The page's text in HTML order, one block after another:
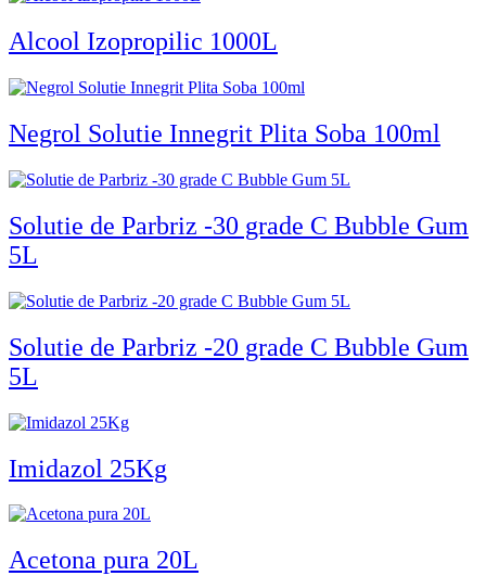
Alcool Izopropilic 1000L
Negrol Solutie Innegrit Plita Soba 100ml
Solutie de Parbriz -30 grade C Bubble Gum
5L
Solutie de Parbriz -20 grade C Bubble Gum
5L
Imidazol 25Kg
Acetona pura 20L